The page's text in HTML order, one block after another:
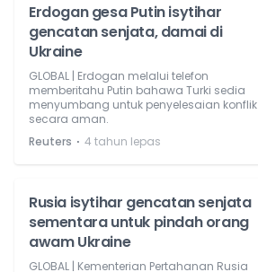
Erdogan gesa Putin isytihar
gencatan senjata, damai di
Ukraine
GLOBAL | Erdogan melalui telefon
memberitahu Putin bahawa Turki sedia
menyumbang untuk penyelesaian konflik
secara aman.
Reuters ⋅ 4 tahun lepas
Rusia isytihar gencatan senjata
sementara untuk pindah orang
awam Ukraine
GLOBAL | Kementerian Pertahanan Rusia